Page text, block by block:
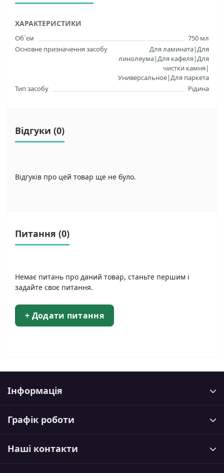
ХАРАКТЕРИСТИКИ
Об`єм
750 мл
Основне призначення засобу
Для ламината|Для
линолеума|Для кафеля|Для
чистки камня|
Универсальное|Для паркета
Тип засобу
Рідина
Відгуки (0)
Відгуків про цей товар ще не було.
Питання (0)
Немає питань про даний товар, станьте першим і
задайте своє питання.
+ Додати питання
Інформація
Графік роботи
Наші контакти